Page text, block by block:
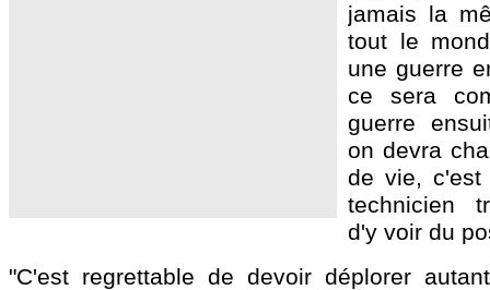
jamais la
tout le
une guerre
ce sera
guerre
on devra
de vie, c'est
technicien
d'y voir du
"C'est regrettable de devoir déplorer